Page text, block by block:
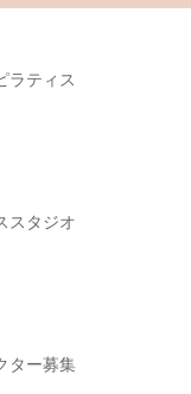
ラティス
スタジオ
ター募集